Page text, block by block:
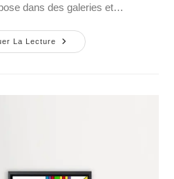
dans des galeries et…
La Lecture